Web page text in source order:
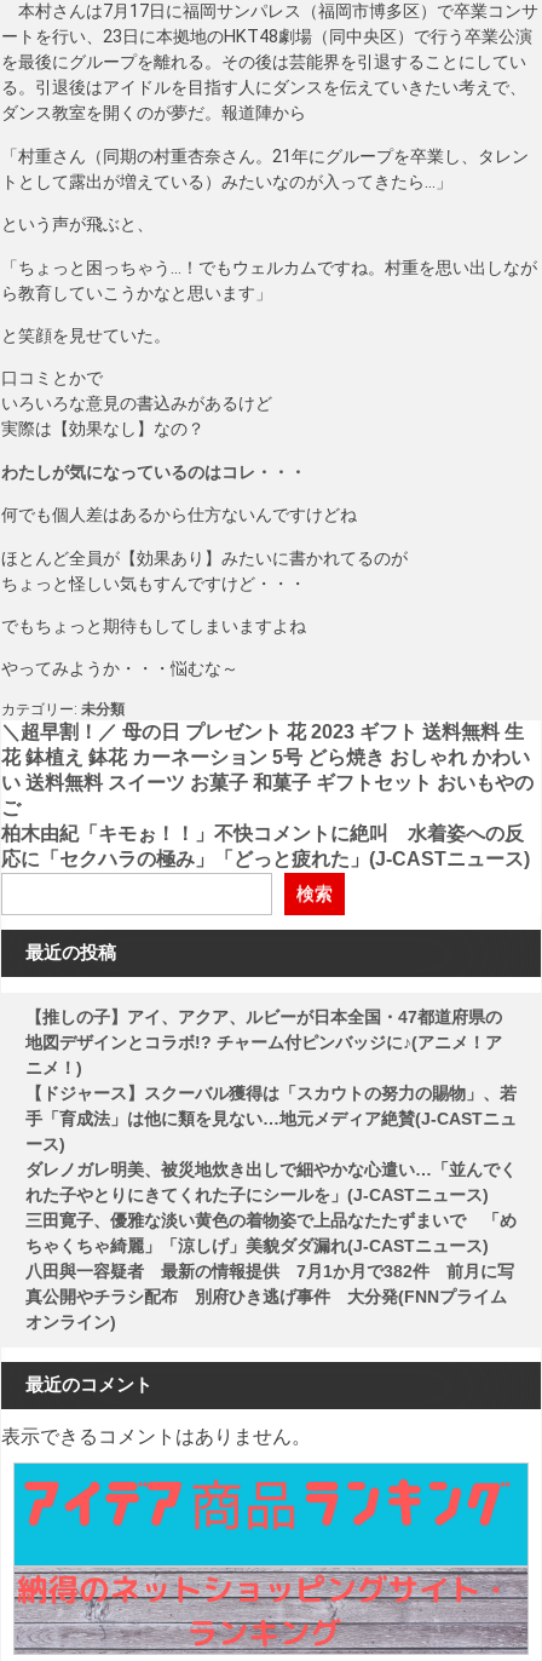
本村さんは7月17日に福岡サンパレス（福岡市博多区）で卒業コンサ
ートを行い、23日に本拠地のHKT48劇場（同中央区）で行う卒業公演
を最後にグループを離れる。その後は芸能界を引退することにしてい
る。引退後はアイドルを目指す人にダンスを伝えていきたい考えで、
ダンス教室を開くのが夢だ。報道陣から
「村重さん（同期の村重杏奈さん。21年にグループを卒業し、タレン
トとして露出が増えている）みたいなのが入ってきたら…」
という声が飛ぶと、
「ちょっと困っちゃう…！でもウェルカムですね。村重を思い出しなが
ら教育していこうかなと思います」
と笑顔を見せていた。
口コミとかで
いろいろな意見の書込みがあるけど
実際は【効果なし】なの？
わたしが気になっているのはコレ・・・
何でも個人差はあるから仕方ないんですけどね
ほとんど全員が【効果あり】みたいに書かれてるのが
ちょっと怪しい気もすんですけど・・・
でもちょっと期待もしてしまいますよね
やってみようか・・・悩むな～
カテゴリー: 未分類
投
稿
ナ
ビ
ー
シ
ン
＼超早割！／ 母の日 プレゼント 花 2023 ギフト 送料無料 生
花 鉢植え 鉢花 カーネーション 5号 どら焼き おしゃれ かわい
い 送料無料 スイーツ お菓子 和菓子 ギフトセット おいもやの
ご
柏木由紀「キモぉ！！」不快コメントに絶叫 水着姿への反
応に「セクハラの極み」「どっと疲れた」(J-CASTニュース)
検索
最近の投稿
【推しの子】アイ、アクア、ルビーが日本全国・47都道府県の
地図デザインとコラボ!? チャーム付ピンバッジに♪(アニメ！ア
ニメ！)
【ドジャース】スクーバル獲得は「スカウトの努力の賜物」、若
手「育成法」は他に類を見ない…地元メディア絶賛(J-CASTニュ
ース)
ダレノガレ明美、被災地炊き出しで細やかな心遣い…「並んでく
れた子やとりにきてくれた子にシールを」(J-CASTニュース)
三田寛子、優雅な淡い黄色の着物姿で上品なたたずまいで 「め
ちゃくちゃ綺麗」「涼しげ」美貌ダダ漏れ(J-CASTニュース)
八田與一容疑者 最新の情報提供 7月1か月で382件 前月に写
真公開やチラシ配布 別府ひき逃げ事件 大分発(FNNプライム
オンライン)
最近のコメント
表示できるコメントはありません。